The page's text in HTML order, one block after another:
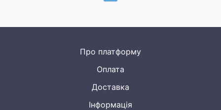
Про платформу
Оплата
Доставка
Інформація